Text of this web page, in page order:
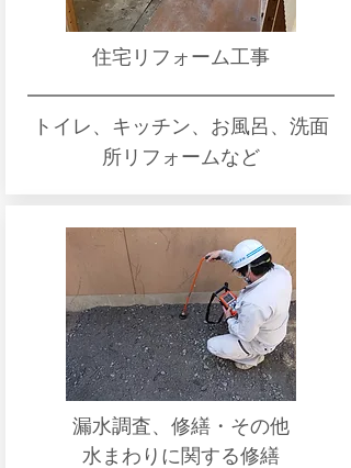
住宅リフォーム工事
トイレ、キッチン、お風呂、洗面
所リフォームなど
漏水調査、修繕・その他
水まわりに関する修繕